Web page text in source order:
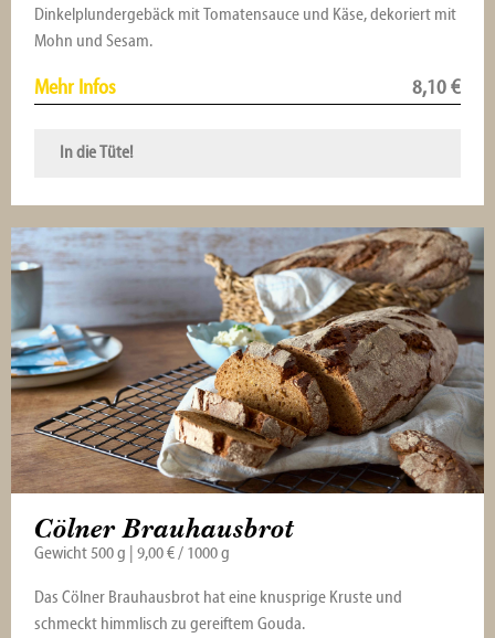
Dinkelplundergebäck mit Tomatensauce und Käse, dekoriert mit
Mohn und Sesam.
Mehr Infos 8,10 €
In die Tüte!
Cölner Brauhausbrot
Gewicht 500 g | 9,00 € / 1000 g
Das Cölner Brauhausbrot hat eine knusprige Kruste und
schmeckt himmlisch zu gereiftem Gouda.